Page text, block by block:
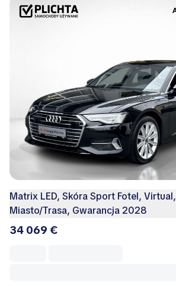
Matrix LED, Skóra Sport Fotel, Virtual,
Miasto/Trasa, Gwarancja 2028
34 069 €